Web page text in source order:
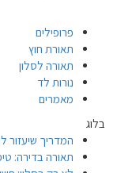
פרופילים
תאורת חוץ
תאורה לסלון
נורות לד
מאמרים
בלוג
המדריך שיעזור
תאורה בדירה: